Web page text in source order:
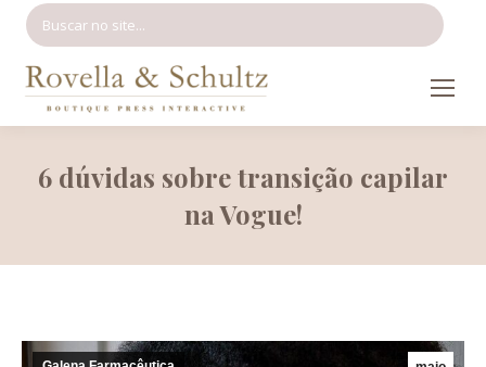
6 dúvidas sobre transição capilar
na Vogue!